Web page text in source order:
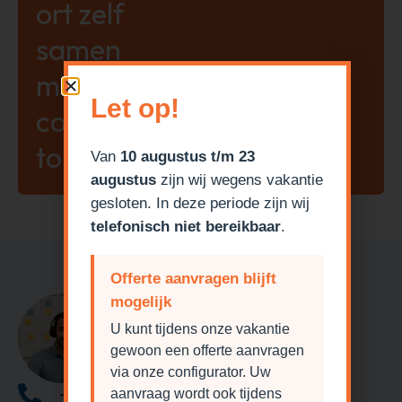
ort zelf
samen
met onze
configura
tor!
Heeft u een vraag?
+32 (0)14 397837
Let op!
Van 10 augustus t/m 23
augustus zijn wij wegens vakantie
gesloten. In deze periode zijn wij
telefonisch niet bereikbaar.
Offerte aanvragen blijft
mogelijk
U kunt tijdens onze vakantie
gewoon een offerte aanvragen
via onze configurator. Uw
aanvraag wordt ook tijdens